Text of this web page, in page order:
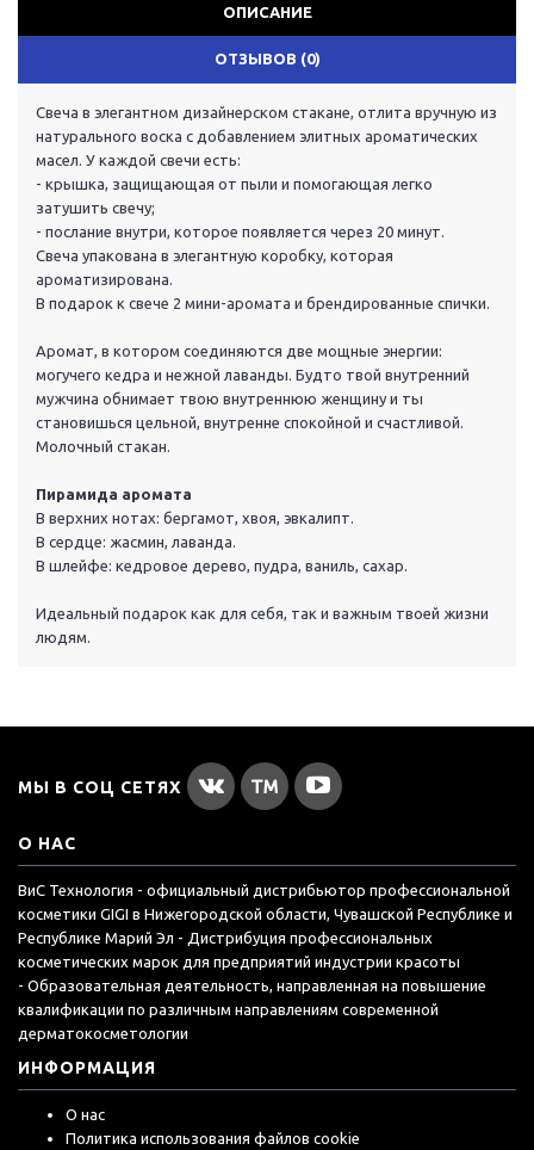
ОПИСАНИЕ
ОТЗЫВОВ (0)
Свеча в элегантном дизайнерском стакане, отлита вручную из
натурального воска с добавлением элитных ароматических
масел. У каждой свечи есть:
- крышка, защищающая от пыли и помогающая легко
затушить свечу;
- послание внутри, которое появляется через 20 минут.
Свеча упакована в элегантную коробку, которая
ароматизирована.
В подарок к свече 2 мини-аромата и брендированные спички.
Аромат, в котором соединяются две мощные энергии:
могучего кедра и нежной лаванды. Будто твой внутренний
мужчина обнимает твою внутреннюю женщину и ты
становишься цельной, внутренне спокойной и счастливой.
Молочный стакан.
Пирамида аромата
В верхних нотах: бергамот, хвоя, эвкалипт.
В сердце: жасмин, лаванда.
В шлейфе: кедровое дерево, пудра, ваниль, сахар.
Идеальный подарок как для себя, так и важным твоей жизни
людям.
МЫ В СОЦ СЕТЯХ
О НАС
ВиС Технология - официальный дистрибьютор профессиональной
косметики GIGI в Нижегородской области, Чувашской Республике и
Республике Марий Эл - Дистрибуция профессиональных
косметических марок для предприятий индустрии красоты
- Образовательная деятельность, направленная на повышение
квалификации по различным направлениям современной
дерматокосметологии
ИНФОРМАЦИЯ
О нас
Политика использования файлов cookie